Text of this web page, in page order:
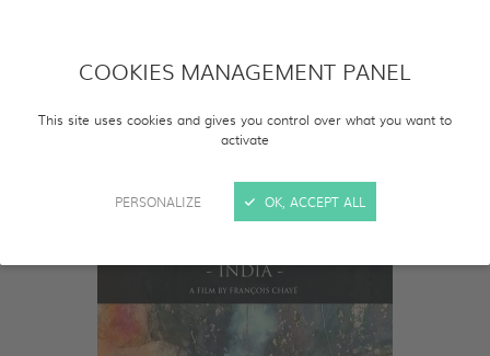
COOKIES MANAGEMENT PANEL
This site uses cookies and gives you control over what you want to
activate
PERSONALIZE OK, ACCEPT ALL